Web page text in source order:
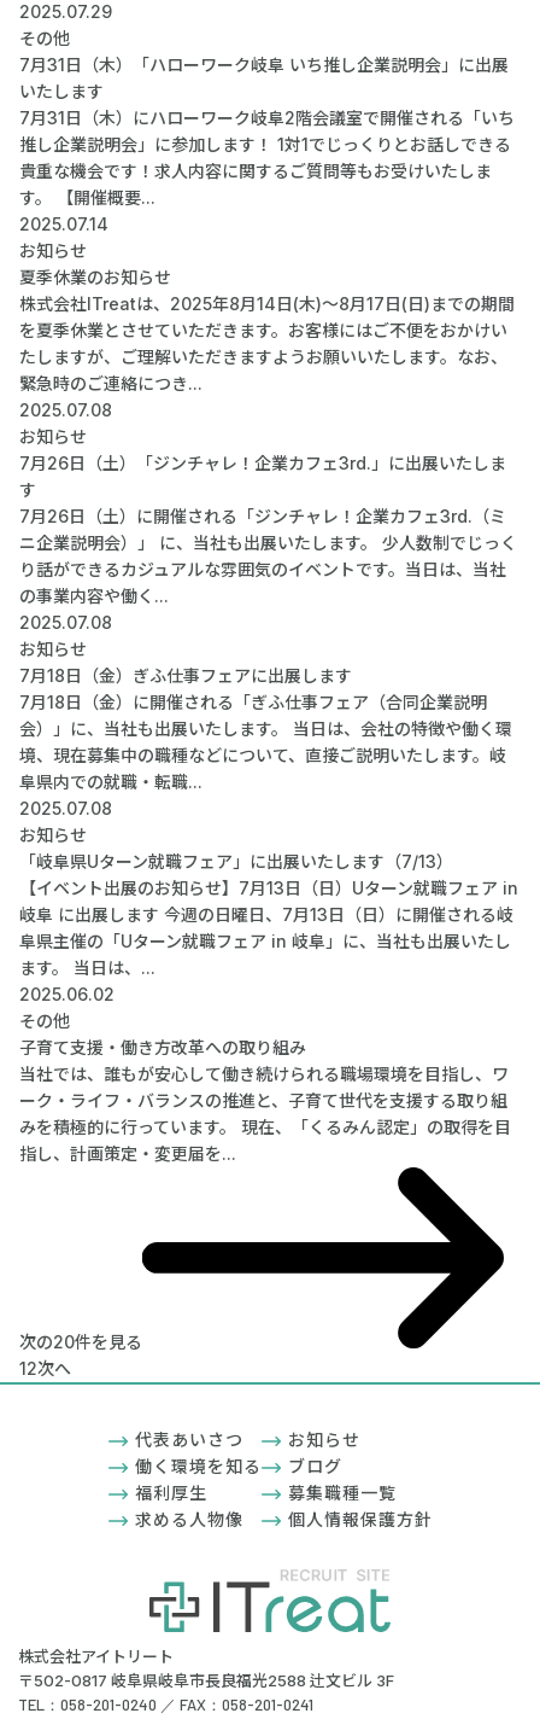
2025.07.29
その他
7月31日（木）「ハローワーク岐阜 いち推し企業説明会」に出展
いたします
7月31日（木）にハローワーク岐阜2階会議室で開催される「いち
推し企業説明会」に参加します！ 1対1でじっくりとお話しできる
貴重な機会です！求人内容に関するご質問等もお受けいたしま
す。 【開催概要...
2025.07.14
お知らせ
夏季休業のお知らせ
株式会社ITreatは、2025年8月14日(木)～8月17日(日)までの期間
を夏季休業とさせていただきます。お客様にはご不便をおかけい
たしますが、ご理解いただきますようお願いいたします。なお、
緊急時のご連絡につき...
2025.07.08
お知らせ
7月26日（土）「ジンチャレ！企業カフェ3rd.」に出展いたしま
す
7月26日（土）に開催される「ジンチャレ！企業カフェ3rd.（ミ
ニ企業説明会）」 に、当社も出展いたします。 少人数制でじっく
り話ができるカジュアルな雰囲気のイベントです。当日は、当社
の事業内容や働く...
2025.07.08
お知らせ
7月18日（金）ぎふ仕事フェアに出展します
7月18日（金）に開催される「ぎふ仕事フェア（合同企業説明
会）」に、当社も出展いたします。 当日は、会社の特徴や働く環
境、現在募集中の職種などについて、直接ご説明いたします。岐
阜県内での就職・転職...
2025.07.08
お知らせ
「岐阜県Uターン就職フェア」に出展いたします（7/13）
【イベント出展のお知らせ】7月13日（日）Uターン就職フェア in
岐阜 に出展します 今週の日曜日、7月13日（日）に開催される岐
阜県主催の「Uターン就職フェア in 岐阜」に、当社も出展いたし
ます。 当日は、...
2025.06.02
その他
子育て支援・働き方改革への取り組み
当社では、誰もが安心して働き続けられる職場環境を目指し、ワ
ーク・ライフ・バランスの推進と、子育て世代を支援する取り組
みを積極的に行っています。 現在、「くるみん認定」の取得を目
指し、計画策定・変更届を...
次の20件を見る
12次へ
株式会社アイトリート
〒502-0817 岐阜県岐阜市長良福光2588 辻文ビル 3F
TEL：058-201-0240 ／ FAX：058-201-0241
代表あいさつ
働く環境を知る
福利厚生
求める人物像
お知らせ
ブログ
募集職種一覧
個人情報保護方針